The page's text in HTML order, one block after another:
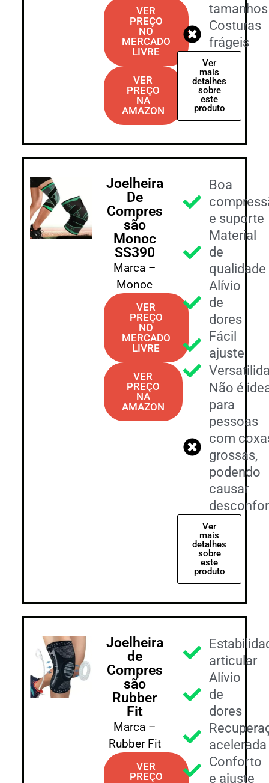
VER
PREÇO
NO
MERCADO
LIVRE
VER
PREÇO
NA
AMAZON
tamanhos
Costuras
frágeis
Ver
mais
detalhes
sobre
este
produto
Joelheira
De
Compres
são
Monoc
SS390
Marca –
Monoc
VER
PREÇO
NO
MERCADO
LIVRE
VER
PREÇO
NA
AMAZON
Boa
e suporte
Material
de
qualidade
Alívio
de
dores
Fácil
ajuste
Não é
para
pessoas
com
grossas,
podendo
causar
Ver
mais
detalhes
sobre
este
produto
Joelheira
de
Compres
são
Rubber
Fit
Marca –
Rubber Fit
VER
PREÇO
articular
Alívio
de
dores
acelerada
Conforto
e ajuste